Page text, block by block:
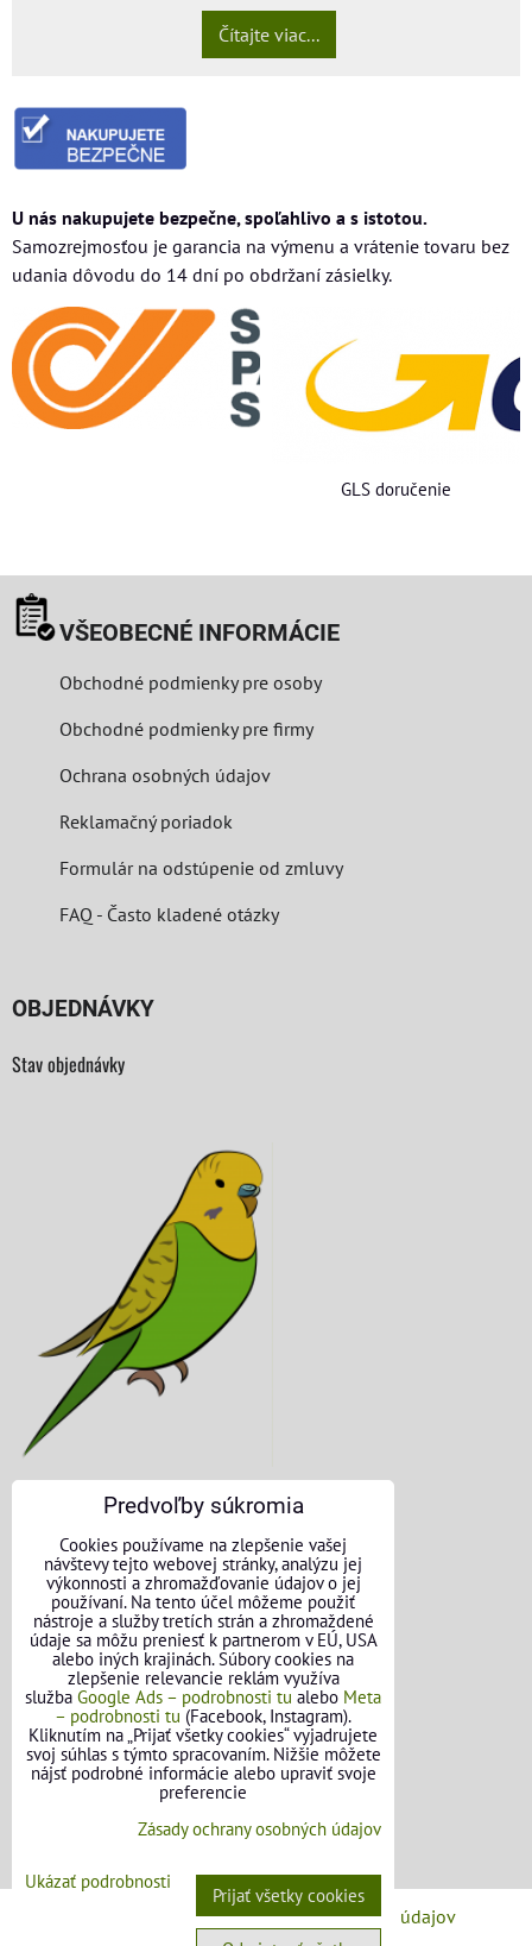
Čítajte viac...
U nás nakupujete bezpečne, spoľahlivo a s istotou.
Samozrejmosťou je garancia na výmenu a vrátenie tovaru bez
udania dôvodu do 14 dní po obdržaní zásielky.
GLS doručenie
VŠEOBECNÉ INFORMÁCIE
Obchodné podmienky pre osoby
Obchodné podmienky pre firmy
Ochrana osobných údajov
Reklamačný poriadok
Formulár na odstúpenie od zmluvy
FAQ - Často kladené otázky
OBJEDNÁVKY
Stav objednávky
KONTAKTNÉ ÚDAJE
O nás
Kontakt
Požičovňa náradia
Názory našich zákazníkov
Mapa stránok
SLEDUJTE NÁS
Facebook
Zásady ochrany osobných údajov
Predvoľby súkromia
Cookies používame na zlepšenie vašej
návštevy tejto webovej stránky, analýzu jej
výkonnosti a zhromažďovanie údajov o jej
používaní. Na tento účel môžeme použiť
nástroje a služby tretích strán a zhromaždené
údaje sa môžu preniesť k partnerom v EÚ, USA
alebo iných krajinách. Súbory cookies na
zlepšenie relevancie reklám využíva
služba Google Ads – podrobnosti tu alebo Meta
– podrobnosti tu (Facebook, Instagram).
Kliknutím na „Prijať všetky cookies“ vyjadrujete
svoj súhlas s týmto spracovaním. Nižšie môžete
nájsť podrobné informácie alebo upraviť svoje
preferencie
Zásady ochrany osobných údajov
Ukázať podrobnosti
Prijať všetky cookies